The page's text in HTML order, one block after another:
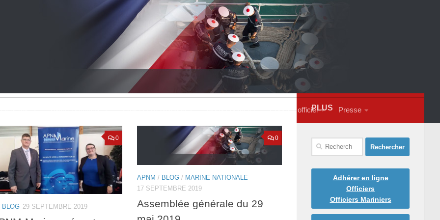
Courrier officiel Presse
0
BLOG 29 SEPTEMBRE 2019
0
APNM / BLOG / MARINE NATIONALE
17 SEPTEMBRE 2019
Assemblée générale du 29
PLUS
Rechercher :
Adhérer en ligne
Officiers
Officiers Mariniers